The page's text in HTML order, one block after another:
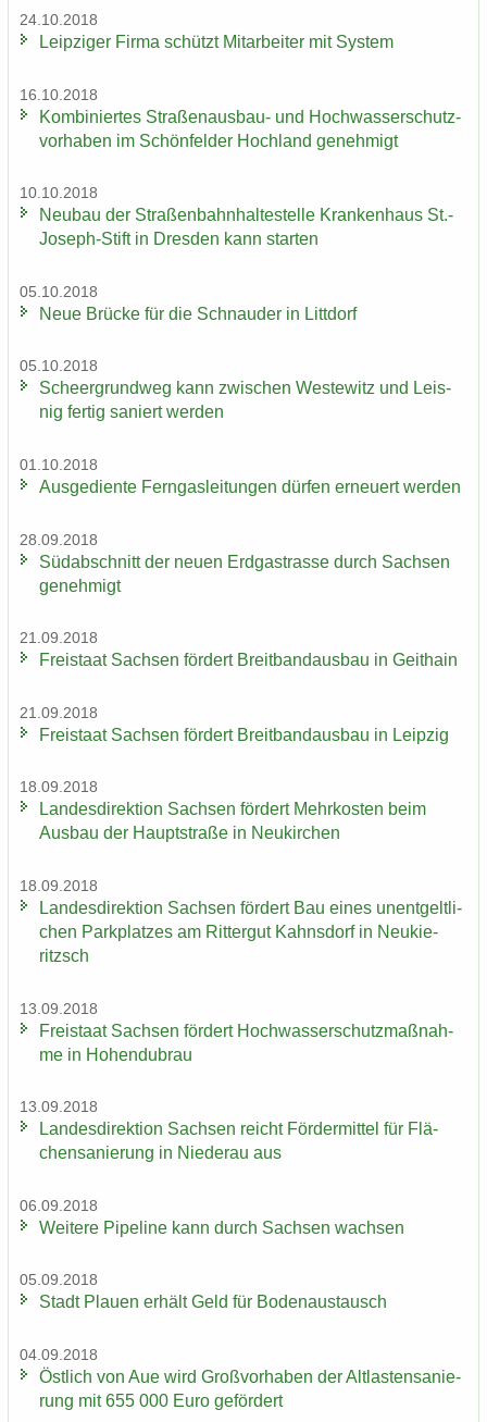
24.10.2018
Leip­zi­ger Firma schützt Mit­ar­bei­ter mit Sys­tem
16.10.2018
Kom­bi­nier­tes Straßenausbau-​ und Hoch­was­ser­schutz­
vor­ha­ben im Schön­fel­der Hoch­land ge­neh­migt
10.10.2018
Neu­bau der Stra­ßen­bahn­hal­te­stel­le Kran­ken­haus St.-​
Joseph-Stift in Dres­den kann star­ten
05.10.2018
Neue Brü­cke für die Schnau­der in Litt­dorf
05.10.2018
Scheergrund­weg kann zwi­schen Wes­te­witz und Leis­
nig fer­tig sa­niert wer­den
01.10.2018
Aus­ge­dien­te Fern­gas­lei­tun­gen dür­fen er­neu­ert wer­den
28.09.2018
Süd­ab­schnitt der neuen Erd­gas­tras­se durch Sach­sen
ge­neh­migt
21.09.2018
Frei­staat Sach­sen för­dert Breit­band­aus­bau in Geit­hain
21.09.2018
Frei­staat Sach­sen för­dert Breit­band­aus­bau in Leip­zig
18.09.2018
Lan­des­di­rek­ti­on Sach­sen för­dert Mehr­kos­ten beim
Aus­bau der Haupt­stra­ße in Neu­kir­chen
18.09.2018
Lan­des­di­rek­ti­on Sach­sen för­dert Bau eines un­ent­gelt­li­
chen Park­plat­zes am Rit­ter­gut Kahns­dorf in Neu­kie­
ritzsch
13.09.2018
Frei­staat Sach­sen för­dert Hoch­was­ser­schutz­maß­nah­
me in Ho­hen­du­brau
13.09.2018
Lan­des­di­rek­ti­on Sach­sen reicht För­der­mit­tel für Flä­
chen­sa­nie­rung in Nie­der­au aus
06.09.2018
Wei­te­re Pipe­line kann durch Sach­sen wach­sen
05.09.2018
Stadt Plau­en er­hält Geld für Bo­den­aus­tausch
04.09.2018
Öst­lich von Aue wird Groß­vor­ha­ben der Alt­las­ten­sa­nie­
rung mit 655 000 Euro ge­för­dert